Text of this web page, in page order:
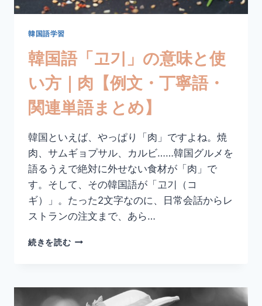
む・
用
形・
例
文・
丁
寧
ま
と
め】
韓国語学習
韓国語「고기」の意味と使
い方｜肉【例文・丁寧語・
関連単語まとめ】
韓国といえば、やっぱり「肉」ですよね。焼
肉、サムギョプサル、カルビ……韓国グルメを
語るうえで絶対に外せない食材が「肉」で
す。そして、その韓国語が「고기（コ
ギ）」。たった2文字なのに、日常会話からレ
ストランの注文まで、あら…
続きを読む韓
기」
の